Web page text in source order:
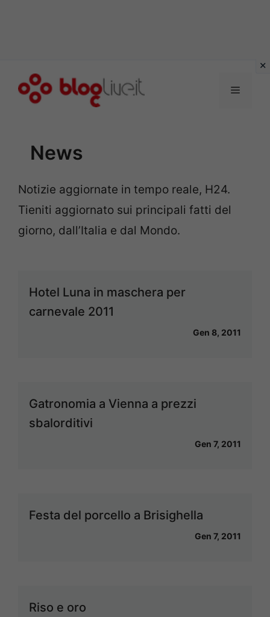
Menu
News
Notizie aggiornate in tempo reale, H24.
Tieniti aggiornato sui principali fatti del
giorno, dall’Italia e dal Mondo.
Hotel Luna in maschera per
carnevale 2011
Gen 8, 2011
Gatronomia a Vienna a prezzi
sbalorditivi
Gen 7, 2011
Festa del porcello a Brisighella
Gen 7, 2011
Riso e oro